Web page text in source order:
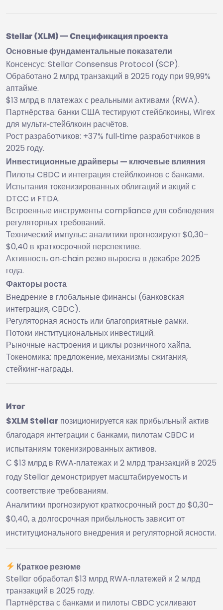
Stellar (XLM) — Спецификация проекта
Основные фундаментальные показатели
Консенсус: Stellar Consensus Protocol (SCP).
Обработано 2 млрд транзакций в 2025 году при 99,99%
аптайме.
$13 млрд в платежах с реальными активами (RWA).
Партнёрства: банки США тестируют стейблкоины, Wirex
для мульти‑стейблкоин расчётов.
Рост разработчиков: +37% full‑time разработчиков в
2025 году.
Инвестиционные драйверы — ключевые влияния
Пилоты CBDC и интеграция стейблкоинов с банками.
Испытания токенизированных облигаций и акций с
DTCC и FTDA.
Встроенные инструменты compliance для соблюдения
регуляторных требований.
Технический импульс: аналитики прогнозируют $0,30–
$0,40 в краткосрочной перспективе.
Активность on‑chain резко выросла в декабре 2025
года.
Факторы роста
Внедрение в глобальные финансы (банковская
интеграция, CBDC).
Регуляторная ясность или благоприятные рамки.
Потоки институциональных инвестиций.
Рыночные настроения и циклы розничного хайпа.
Токеномика: предложение, механизмы сжигания,
стейкинг‑награды.
Итог
$XLM Stellar позиционируется как прибыльный актив
благодаря интеграции с банками, пилотам CBDC и
испытаниям токенизированных активов.
С $13 млрд в RWA‑платежах и 2 млрд транзакций в 2025
году Stellar демонстрирует масштабируемость и
соответствие требованиям.
Аналитики прогнозируют краткосрочный рост до $0,30–
$0,40, а долгосрочная прибыльность зависит от
институционального внедрения и регуляторной ясности.
Краткое резюме
Stellar обработал $13 млрд RWA‑платежей и 2 млрд
транзакций в 2025 году.
Партнёрства с банками и пилоты CBDC усиливают